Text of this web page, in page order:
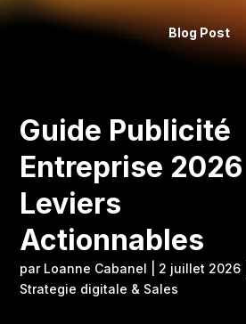
Blog Post
Guide Publicité
Entreprise 2026
Leviers
Actionnables
par Loanne Cabanel 2 juillet 2026
Strategie digitale & Sales